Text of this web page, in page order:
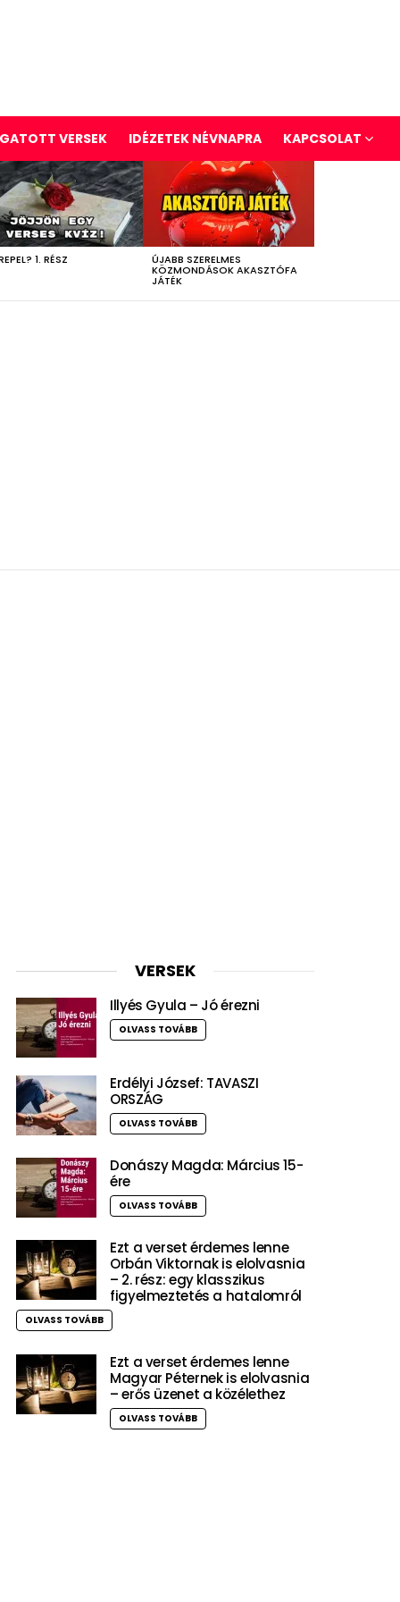
VERSEK IDÉZETEK NÉVNAPRA KAPCSOLAT
1. RÉSZ ÚJABB SZERELMES
KÖZMONDÁSOK AKASZTÓFA
JÁTÉK
VERSEK
Illyés Gyula – Jó érezni
OLVASS TOVÁBB
Erdélyi József: TAVASZI
ORSZÁG
OLVASS TOVÁBB
Donászy Magda: Március 15-
ére
OLVASS TOVÁBB
Ezt a verset érdemes lenne
Orbán Viktornak is elolvasnia
– 2. rész: egy klasszikus
figyelmeztetés a hatalomról
OLVASS TOVÁBB
Ezt a verset érdemes lenne
Magyar Péternek is elolvasnia
– erős üzenet a közélethez
OLVASS TOVÁBB